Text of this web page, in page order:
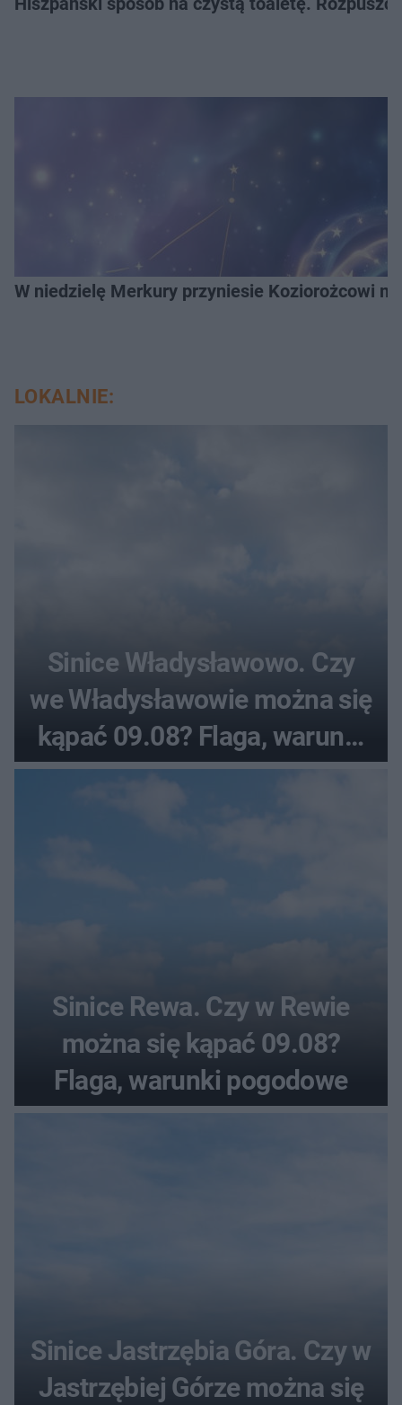
W niedzielę Merkury przyniesie Koziorożcowi
LOKALNIE:
Sinice Władysławowo. Czy
we Władysławowie można się
kąpać 09.08? Flaga, warunki
pogodowe
Sinice Rewa. Czy w Rewie
można się kąpać 09.08?
Flaga, warunki pogodowe
Sinice Jastrzębia Góra. Czy w
Jastrzębiej Górze można się